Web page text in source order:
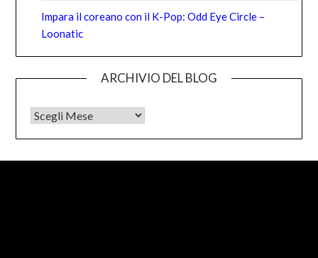
Impara il coreano con il K-Pop: Odd Eye Circle –
Loonatic
ARCHIVIO DEL BLOG